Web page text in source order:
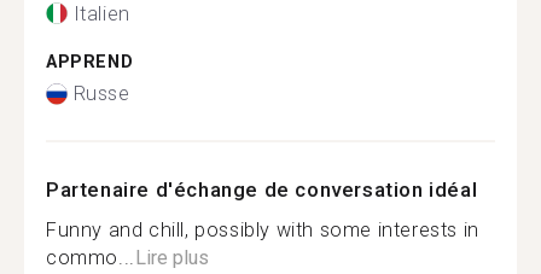
Italien
APPREND
Russe
Partenaire d'échange de conversation idéal
Funny and chill, possibly with some interests in
commo...Lire plus